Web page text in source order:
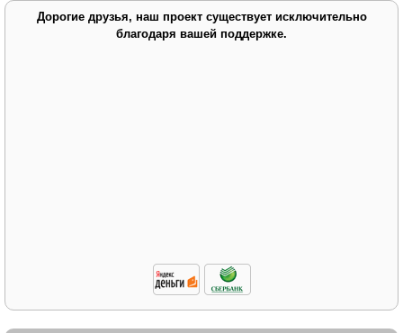
Дорогие друзья, наш проект существует исключительно
благодаря вашей поддержке.